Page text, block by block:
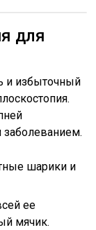
для
и избыточный
шарики и
ее
мячик.